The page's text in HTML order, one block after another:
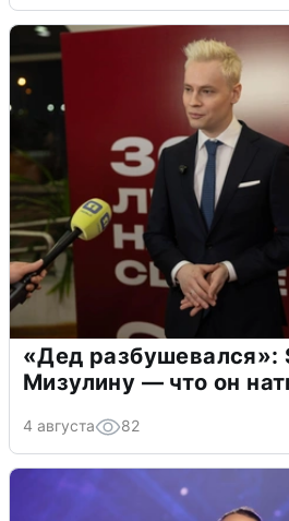
«Дед разбушевался»:
Мизулину — что он
4 августа 82